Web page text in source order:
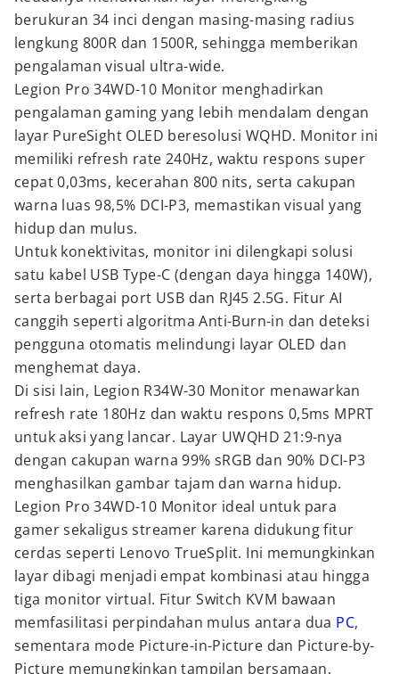
berukuran 34 inci dengan masing-masing radius
lengkung 800R dan 1500R, sehingga memberikan
pengalaman visual ultra-wide.
Legion Pro 34WD-10 Monitor menghadirkan
pengalaman gaming yang lebih mendalam dengan
layar PureSight OLED beresolusi WQHD. Monitor ini
memiliki refresh rate 240Hz, waktu respons super
cepat 0,03ms, kecerahan 800 nits, serta cakupan
warna luas 98,5% DCI-P3, memastikan visual yang
hidup dan mulus.
Untuk konektivitas, monitor ini dilengkapi solusi
satu kabel USB Type-C (dengan daya hingga 140W),
serta berbagai port USB dan RJ45 2.5G. Fitur AI
canggih seperti algoritma Anti-Burn-in dan deteksi
pengguna otomatis melindungi layar OLED dan
menghemat daya.
Di sisi lain, Legion R34W-30 Monitor menawarkan
refresh rate 180Hz dan waktu respons 0,5ms MPRT
untuk aksi yang lancar. Layar UWQHD 21:9-nya
dengan cakupan warna 99% sRGB dan 90% DCI-P3
menghasilkan gambar tajam dan warna hidup.
Legion Pro 34WD-10 Monitor ideal untuk para
gamer sekaligus streamer karena didukung fitur
cerdas seperti Lenovo TrueSplit. Ini memungkinkan
layar dibagi menjadi empat kombinasi atau hingga
tiga monitor virtual. Fitur Switch KVM bawaan
memfasilitasi perpindahan mulus antara dua PC,
sementara mode Picture-in-Picture dan Picture-by-
Picture memungkinkan tampilan bersamaan.